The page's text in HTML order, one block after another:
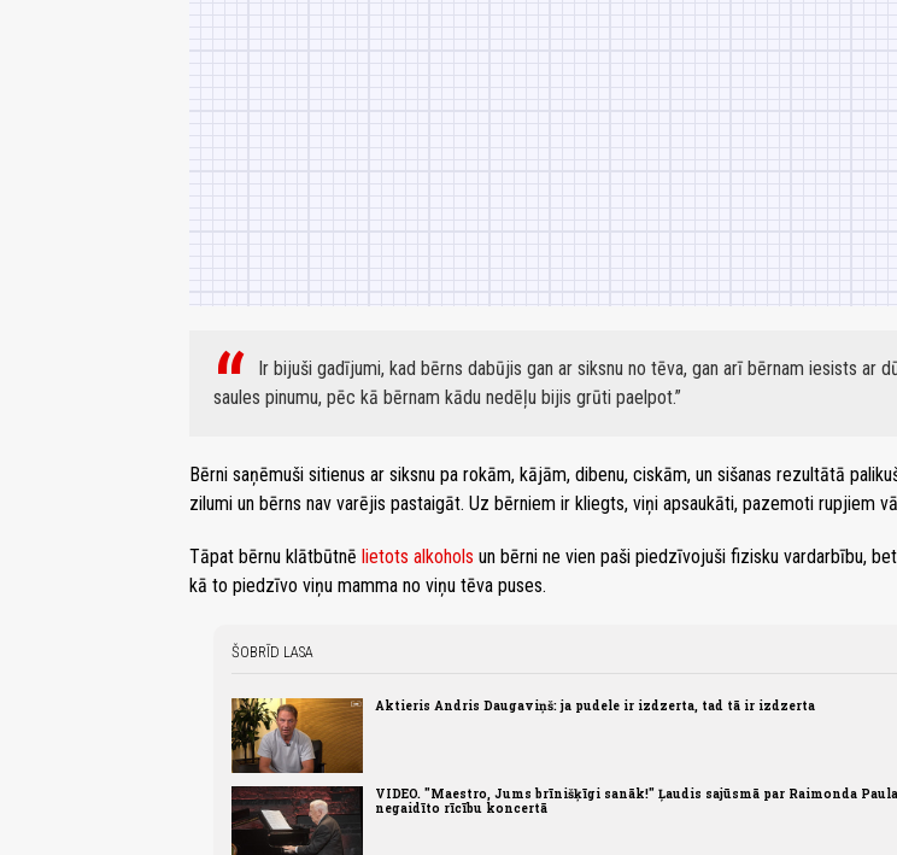
Ir bijuši gadījumi, kad bērns dabūjis gan ar siksnu no tēva, gan arī bērnam iesists ar
saules pinumu, pēc kā bērnam kādu nedēļu bijis grūti paelpot.
Bērni saņēmuši sitienus ar siksnu pa rokām, kājām, dibenu, ciskām, un sišanas rezultātā
zilumi un bērns nav varējis pastaigāt. Uz bērniem ir kliegts, viņi apsaukāti, pazemoti rupjiem
Tāpat bērnu klātbūtnē lietots alkohols un bērni ne vien paši piedzīvojuši fizisku vardarbību,
kā to piedzīvo viņu mamma no viņu tēva puses.
ŠOBRĪD LASA
Aktieris Andris Daugaviņš: ja pudele ir izdzerta, tad tā ir izdzerta
VIDEO. "Maestro, Jums brīnišķīgi sanāk!" Ļaudis sajūsmā par Raimonda Paula
negaidīto rīcību koncertā